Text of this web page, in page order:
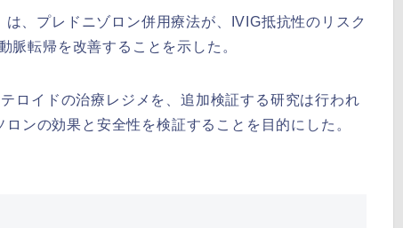
、プレドニゾロン併用療法が、IVIG抵抗性のリスク
脈転帰を改善することを示した。
ロイドの治療レジメを、追加検証する研究は行われ
ンの効果と安全性を検証することを目的にした。